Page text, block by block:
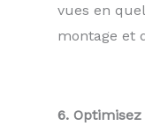
vues en
montage et
6. Optimisez